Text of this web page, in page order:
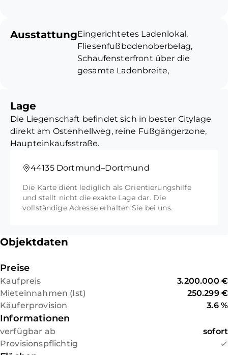
DG Wohnung:ca.50,00 m²
Gesamtfläche:ca.571,00 m²
Mietlaufzeit: Der Mieter (seit
2017) hat das gesamte Objekt
Mietvertragsdauer läuft bis
2036 zzgl. Option.
Energieausweis:
Wohnteil:Verbrauchsausweis,
AusstattungEingerichtetes Ladenlokal,
Fliesenfußbodenoberbelag,
Schaufensterfront über die
gesamte Ladenbreite,
Lage
Die Liegenschaft befindet sich in bester Citylage
direkt am Ostenhellweg, reine Fußgängerzone,
Haupteinkaufsstraße.
44135 Dortmund–Dortmund
Die Karte dient lediglich als Orientierungshilfe
und stellt nicht die exakte Lage dar. Die
vollständige Adresse erhalten Sie bei uns.
Objektdaten
Preise
Kaufpreis
3.200.000 €
Mieteinnahmen (Ist)
250.299 €
Käuferprovision
3.6 %
Informationen
verfügbar ab
sofort
Provisionspflichtig